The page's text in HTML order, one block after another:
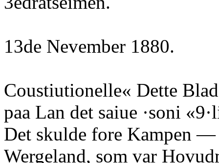
13de Nevember 1880.
Coustiutionelle« Dette
paa Lan det saiue ·soni
Det skulde fore Kampen
Wergeland, som var